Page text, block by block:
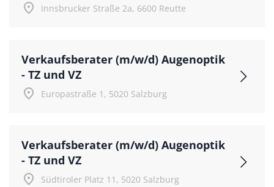
place
Innsbrucker Straße 2a, 6600 Reutte
Verkaufsberater (m/w/d) Augenoptik
- TZ und VZ
place
Europastraße 1, 5020 Salzburg
Verkaufsberater (m/w/d) Augenoptik
- TZ und VZ
place
Südtiroler Platz 11, 5020 Salzburg